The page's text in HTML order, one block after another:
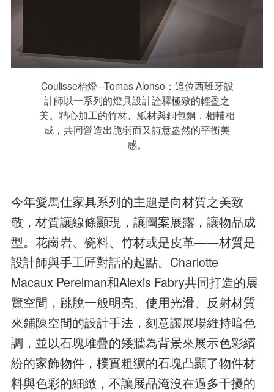
Coulisse枱燈─Tomas Alonso：這位西班牙設
計師以一系列的燈具設計詮釋極致的輕盈之
美。精心加工的竹材、紙材與銅包鋼，相輔相
成，共同營造出脆弱而又詩意盎然的平衡美
感。
今年愛馬仕家具系列的主題是向材質之美致
敬，材質讓線條顯現，讓圖案展露，讓物品成
型。花崗岩、瓷料、竹材或是皮革——材質是
設計師與手工匠對話的起點。Charlotte
Macaux Perelman和Alexis Fabry共同打造的展
覽空間，跳脫一般明亮、使用光滑、反射材質
來鋪陳空間的設計手法，刻意讓展場維持暗色
調，並以石塊堆疊的矮牆為背景來展示色彩繽
紛的家飾物件，樸實粗獷的石塊凸顯了物件材
料與色彩的細緻，不讓展品淹沒在過多干擾的